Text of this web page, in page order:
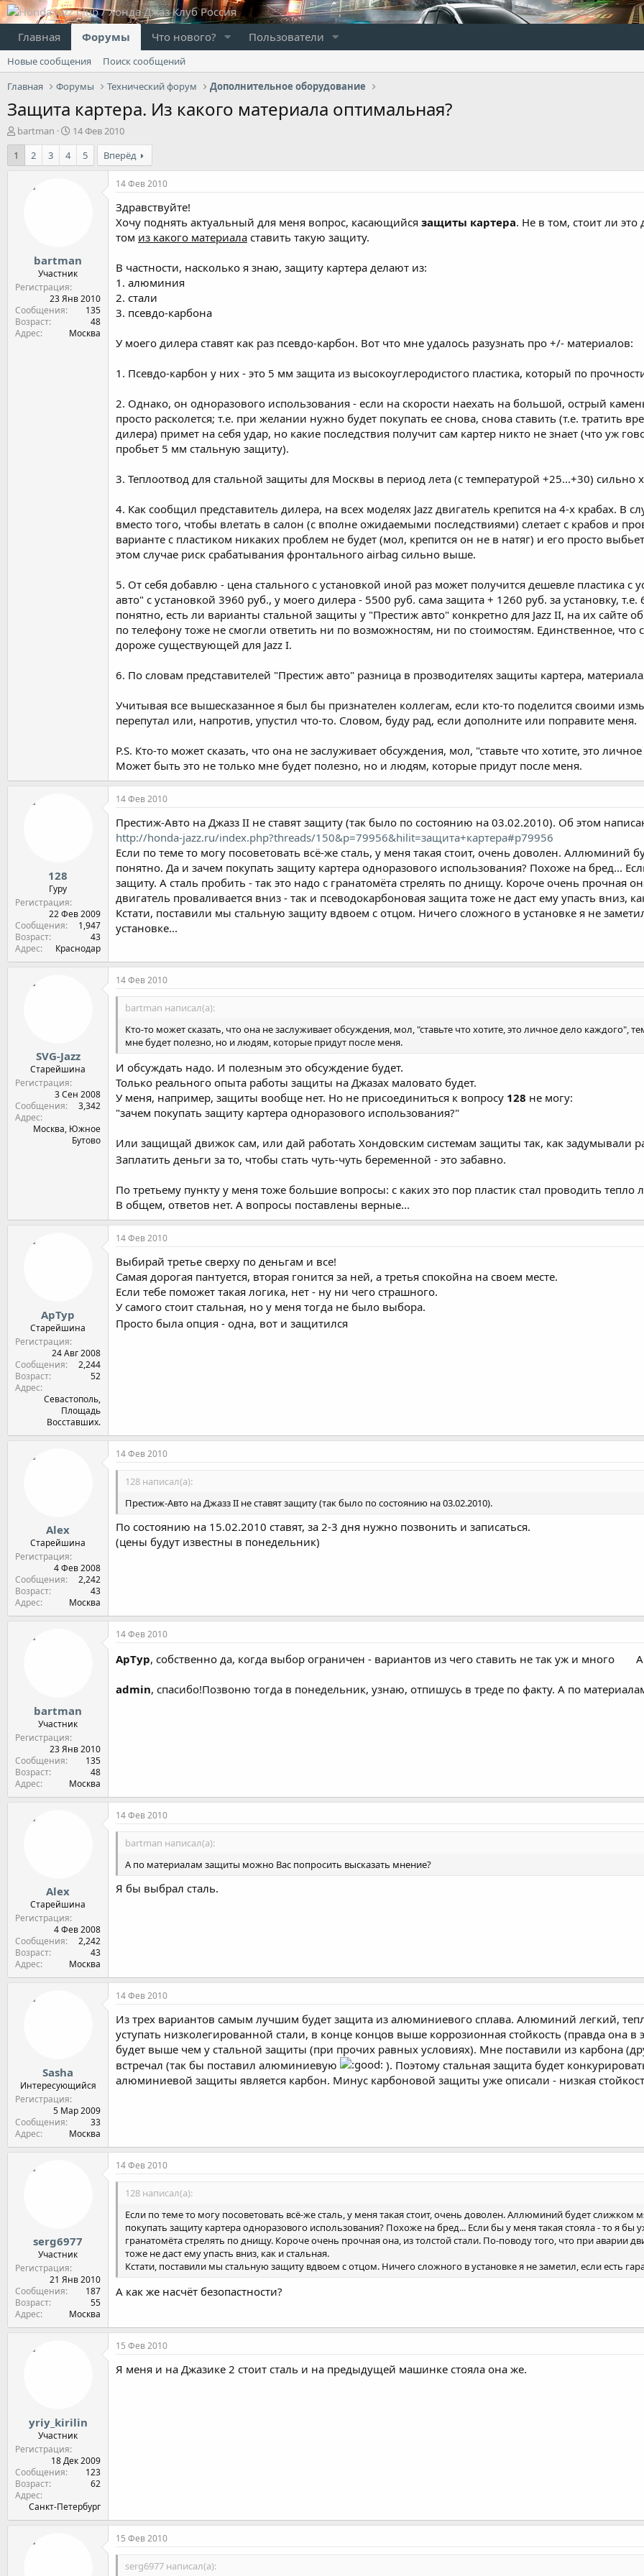
Главная Форумы Что нового? Пользователи
Новые сообщения
Поиск сообщений
Главная
Форумы Технический форум Дополнительное оборудование
Защита картера. Из какого материала оптимальная?
А
в
т
о
bartman
Д
а
а
14 Фев 2010
1
2 3 4 5 Вперёд
bartman
Участник
Регистрация
23 Янв 2010
Сообщения
135
Возраст
48
Адрес
Москва
14 Фев 2010
Здравствуйте!
Хочу поднять актуальный для меня вопрос, касающийся защиты картера. Не в том, стоит ли
том из какого материала ставить такую защиту.
В частности, насколько я знаю, защиту картера делают из:
1. алюминия
2. стали
3. псевдо-карбона
У моего дилера ставят как раз псевдо-карбон. Вот что мне удалось разузнать про +/- материалов:
1. Псевдо-карбон у них - это 5 мм защита из высокоуглеродистого пластика, который по
2. Однако, он одноразового использования - если на скорости наехать на большой, острый
просто расколется; т.е. при желании нужно будет покупать ее снова, снова ставить (т.е. тратить
дилера) примет на себя удар, но какие последствия получит сам картер никто не знает (что уж
пробьет 5 мм стальную защиту).
3. Теплоотвод для стальной защиты для Москвы в период лета (с температурой +25...+30) сильно
4. Как сообщил представитель дилера, на всех моделях Jazz двигатель крепится на 4-х крабах. В
вместо того, чтобы влетать в салон (с вполне ожидаемыми последствиями) слетает с крабов и
варианте с пластиком никаких проблем не будет (мол, крепится он не в натяг) и его просто
этом случае риск срабатывания фронтального airbag сильно выше.
5. От себя добавлю - цена стального с установкой иной раз может получится дешевле пластика с
авто" с установкой 3960 руб., у моего дилера - 5500 руб. сама защита + 1260 руб. за установку,
понятно, есть ли варианты стальной защиты у "Престиж авто" конкретно для Jazz II, на их сайте
по телефону тоже не смогли ответить ни по возможностям, ни по стоимостям. Единственное, что
дороже существующей для Jazz I.
6. По словам представителей "Престиж авто" разница в прозводителях защиты картера,
Учитывая все вышесказанное я был бы признателен коллегам, если кто-то поделится своими
перепутал или, напротив, упустил что-то. Словом, буду рад, если дополните или поправите меня.
P.S. Кто-то может сказать, что она не заслуживает обсуждения, мол, "ставьте что хотите, это
Может быть это не только мне будет полезно, но и людям, которые придут после меня.
128
Гуру
Регистрация
22 Фев 2009
Сообщения
1,947
Возраст
43
Адрес
Краснодар
14 Фев 2010
Престиж-Авто на Джазз II не ставят защиту (так было по состоянию на 03.02.2010). Об этом
http://honda-jazz.ru/index.php?threads/150&p=79956&hilit=защита+картера#p79956
Если по теме то могу посоветовать всё-же сталь, у меня такая стоит, очень доволен. Аллюминий
понятно. Да и зачем покупать защиту картера одноразового использования? Похоже на бред...
защиту. А сталь пробить - так это надо с гранатомёта стрелять по днищу. Короче очень прочная
двигатель проваливается вниз - так и псеводокарбоновая защита тоже не даст ему упасть вниз,
Кстати, поставили мы стальную защиту вдвоем с отцом. Ничего сложного в установке я не
установке...
SVG-Jazz
Старейшина
Регистрация
3 Сен 2008
Сообщения
3,342
Адрес
Москва, Южное
Бутово
14 Фев 2010
bartman написал(а):
Кто-то может сказать, что она не заслуживает обсуждения, мол, "ставьте что хотите, это личное дело каждого",
мне будет полезно, но и людям, которые придут после меня.
И обсуждать надо. И полезным это обсуждение будет.
Только реального опыта работы защиты на Джазах маловато будет.
У меня, например, защиты вообще нет. Но не присоединиться к вопросу 128 не могу:
"зачем покупать защиту картера одноразового использования?"
Или защищай движок сам, или дай работать Хондовским системам защиты так, как задумывали
Заплатить деньги за то, чтобы стать чуть-чуть беременной - это забавно.
По третьему пункту у меня тоже большие вопросы: с каких это пор пластик стал проводить тепло
В общем, ответов нет. А вопросы поставлены верные...
АрТур
Старейшина
Регистрация
24 Авг 2008
Сообщения
2,244
Возраст
52
Адрес
Севастополь,
Площадь
Восставших.
14 Фев 2010
Выбирай третье сверху по деньгам и все!
Самая дорогая пантуется, вторая гонится за ней, а третья спокойна на своем месте.
Если тебе поможет такая логика, нет - ну ни чего страшного.
У самого стоит стальная, но у меня тогда не было выбора.
Просто была опция - одна, вот и защитился
Alex
Старейшина
Регистрация
4 Фев 2008
Сообщения
2,242
Возраст
43
Адрес
Москва
14 Фев 2010
128 написал(а):
Престиж-Авто на Джазз II не ставят защиту (так было по состоянию на 03.02.2010).
По состоянию на 15.02.2010 ставят, за 2-3 дня нужно позвонить и записаться.
(цены будут известны в понедельник)
bartman
Участник
Регистрация
23 Янв 2010
Сообщения
135
Возраст
48
Адрес
Москва
14 Фев 2010
ApTyp, собственно да, когда выбор ограничен - вариантов из чего ставить не так уж и много
admin, спасибо!Позвоню тогда в понедельник, узнаю, отпишусь в треде по факту. А по
Alex
Старейшина
Регистрация
4 Фев 2008
Сообщения
2,242
Возраст
43
Адрес
Москва
14 Фев 2010
bartman написал(а):
А по материалам защиты можно Вас попросить высказать мнение?
Я бы выбрал сталь.
Sasha
Интересующийся
Регистрация
5 Мар 2009
Сообщения
33
Адрес
Москва
14 Фев 2010
Из трех вариантов самым лучшим будет защита из алюминиевого сплава. Алюминий легкий,
уступать низколегированной стали, в конце концов выше коррозионная стойкость (правда она
будет выше чем у стальной защиты (при прочих равных условиях). Мне поставили из карбона
встречал (так бы поставил алюминиевую
). Поэтому стальная защита будет
алюминиевой защиты является карбон. Минус карбоновой защиты уже описали - низкая
serg6977
Участник
Регистрация
21 Янв 2010
Сообщения
187
Возраст
55
Адрес
Москва
14 Фев 2010
128 написал(а):
Если по теме то могу посоветовать всё-же сталь, у меня такая стоит, очень доволен. Аллюминий будет
покупать защиту картера одноразового использования? Похоже на бред... Если бы у меня такая стояла - то я бы
гранатомёта стрелять по днищу. Короче очень прочная она, из толстой стали. По-поводу того, что при аварии
тоже не даст ему упасть вниз, как и стальная.
Кстати, поставили мы стальную защиту вдвоем с отцом. Ничего сложного в установке я не заметил, если есть
А как же насчёт безопастности?
yriy_kirilin
Участник
Регистрация
18 Дек 2009
Сообщения
123
Возраст
62
Адрес
Санкт-Петербург
15 Фев 2010
Я меня и на Джазике 2 стоит сталь и на предыдущей машинке стояла она же.
15 Фев 2010
serg6977 написал(а):